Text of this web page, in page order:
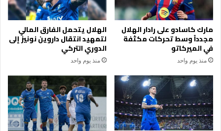
مارك كاسادو على رادار الهلال
مجدداً وسط تحركات مكثفة
في الميركاتو
منذ يوم واحد
الهلال يتحمل الفارق المالي
لتمهيد انتقال داروين نونيز إلى
الدوري التركي
منذ يوم واحد